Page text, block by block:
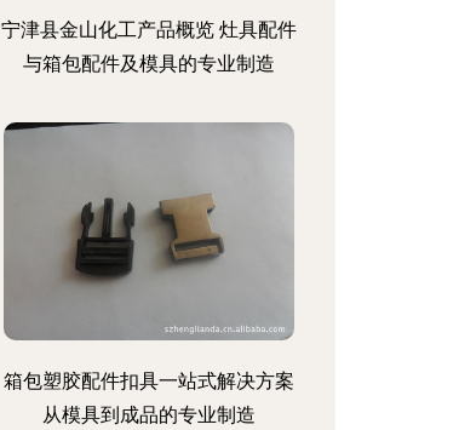
宁津县金山化工产品概览 灶具配件
与箱包配件及模具的专业制造
箱包塑胶配件扣具一站式解决方案
从模具到成品的专业制造